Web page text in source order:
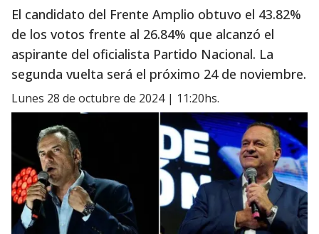
El candidato del Frente Amplio obtuvo el 43.82%
de los votos frente al 26.84% que alcanzó el
aspirante del oficialista Partido Nacional. La
segunda vuelta será el próximo 24 de noviembre.
lunes 28 de octubre de 2024 | 11:20hs.